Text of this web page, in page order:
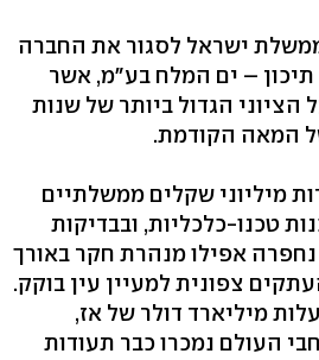
ממשלת ישראל לסגור את החברה
– ים המלח בע"מ, אשר
הגדול ביותר של שנות
המאה הקודמת.
מיליוני שקלים ממשלתיים
טכנו-כלכליות, ובבדיקות
נחפרה אפילו מנהרת חקר באורך
צפונית למעיין עין בוקק.
מיליארד דולר של אז,
העולם נמכרו כבר תעודות